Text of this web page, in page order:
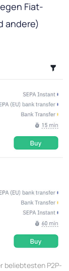
Fiat-
andere)
beliebtesten P2P-